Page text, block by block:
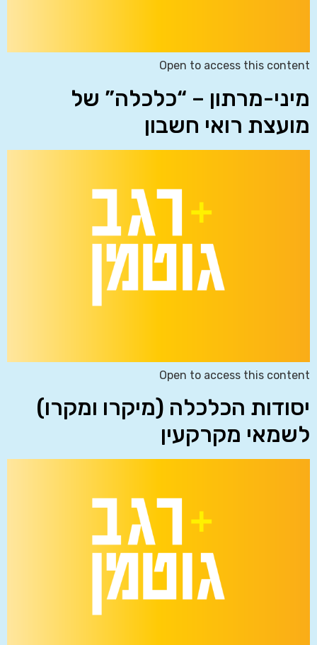
Open to access this content
מיני-מרתון – “כלכלה” של
מועצת רואי חשבון
Open to access this content
יסודות הכלכלה (מיקרו ומקרו)
לשמאי מקרקעין